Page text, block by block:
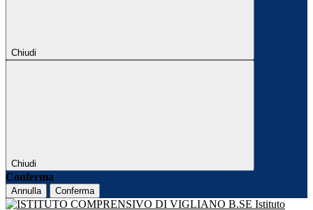
Chiudi
Chiudi
Conferma
Annulla Conferma
Istituto